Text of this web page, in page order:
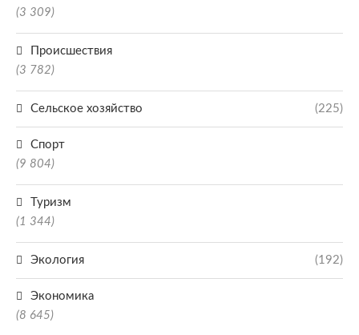
(3 309)
Происшествия
(3 782)
Сельское хозяйство (225)
Спорт
(9 804)
Туризм
(1 344)
Экология (192)
Экономика
(8 645)